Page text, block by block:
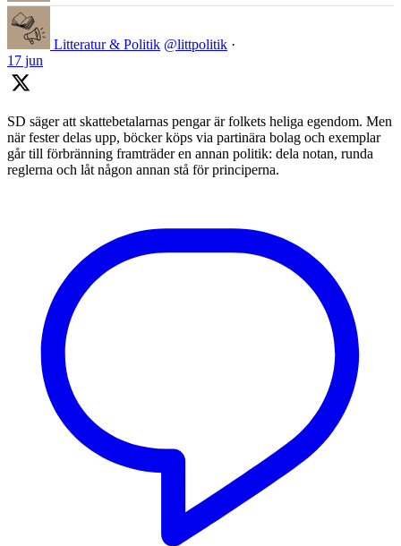
Litteratur & Politik @littpolitik ·
17 jun
SD säger att skattebetalarnas pengar är folkets heliga egendom. Men
när fester delas upp, böcker köps via partinära bolag och exemplar
går till förbränning framträder en annan politik: dela notan, runda
reglerna och låt någon annan stå för principerna.